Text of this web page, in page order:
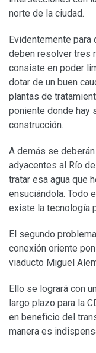
norte de la ciudad.
Evidentemente
deben resolver tres
consiste en poder
dotar de un buen
plantas de
poniente donde hay
construcción.
A demás se
adyacentes al Río
tratar esa agua que
ensuciándola. Todo
existe la tecnología
El segundo
conexión oriente
viaducto Miguel
Ello se logrará con
largo plazo para la
en beneficio del
manera es